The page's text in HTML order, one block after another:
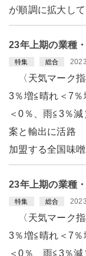
が順調に拡大し
23年上期の業種
特集 総合
〈天気マーク
3％増≦晴れ＜7％
＜0％、雨
案と輸出に活路
加盟する全国味
23年上期の業種
特集 総合
〈天気マーク
3％増≦晴れ＜7％
＜0％、雨